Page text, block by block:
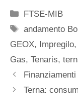
Categorie
FTSE-MIB
Tag
andamento
GEOX, Impregilo,
Gas, Tenaris,
Terna: